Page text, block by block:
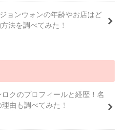
ョンウォンの年齢やお店はど
法を調べてみた！
クのプロフィールと経歴！名
由も調べてみた！